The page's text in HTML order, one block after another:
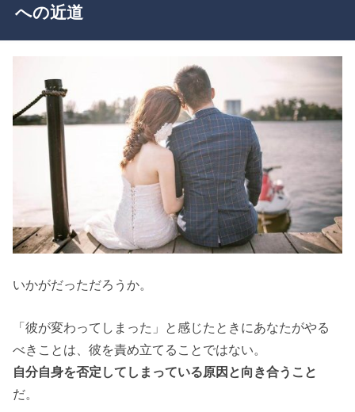
への近道
いかがだっただろうか。
「彼が変わってしまった」と感じたときにあなたがやる
べきことは、彼を責め立てることではない。
自分自身を否定してしまっている原因と向き合うこと
だ。